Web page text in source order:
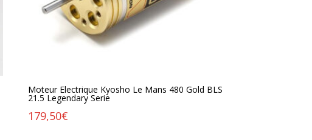
Moteur Electrique Kyosho Le Mans 480 Gold BLS
21.5 Legendary Serie
179,50€